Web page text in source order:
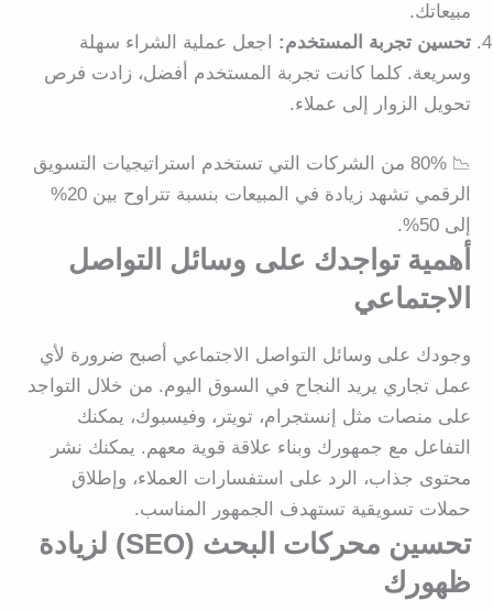
مبيعاتك.
تحسين تجربة المستخدم: اجعل عملية الشراء سهلة
وسريعة. كلما كانت تجربة المستخدم أفضل، زادت فرص
تحويل الزوار إلى عملاء.
📉 80% من الشركات التي تستخدم استراتيجيات التسويق
الرقمي تشهد زيادة في المبيعات بنسبة تتراوح بين 20%
إلى 50%.
أهمية تواجدك على وسائل التواصل
الاجتماعي
وجودك على وسائل التواصل الاجتماعي أصبح ضرورة لأي
عمل تجاري يريد النجاح في السوق اليوم. من خلال التواجد
على منصات مثل إنستجرام، تويتر، وفيسبوك، يمكنك
التفاعل مع جمهورك وبناء علاقة قوية معهم. يمكنك نشر
محتوى جذاب، الرد على استفسارات العملاء، وإطلاق
حملات تسويقية تستهدف الجمهور المناسب.
تحسين محركات البحث (SEO)
لزيادة
ظهورك